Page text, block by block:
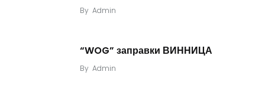
By Admin
“WOG” заправки ВИННИЦА
By Admin